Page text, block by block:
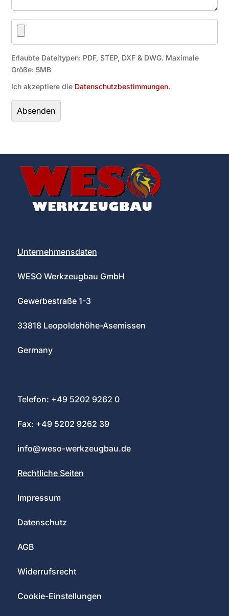
Erlaubte Dateitypen: PDF, STEP, DXF & DWG. Maximale
Größe: 5MB
Ich akzeptiere die Datenschutzbestimmungen.
Bitte
lasse
Unternehmensdaten
WESO Werkzeugbau GmbH
Gewerbestraße 1-3
33818 Leopoldshöhe-Asemissen
Germany
Telefon: +49 5202 9262 0
Fax: +49 5202 9262 39
info@weso-werkzeugbau.de
Rechtliche Seiten
Impressum
Datenschutz
AGB
Widerrufsrecht
Cookie-Einstellungen